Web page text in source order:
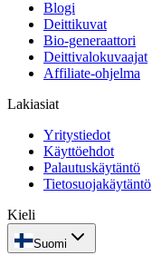
Blogi
Deittikuvat
Bio-generaattori
Deittivalokuvaajat
Affiliate-ohjelma
Lakiasiat
Yritystiedot
Käyttöehdot
Palautuskäytäntö
Tietosuojakäytäntö
Kieli
Suomi